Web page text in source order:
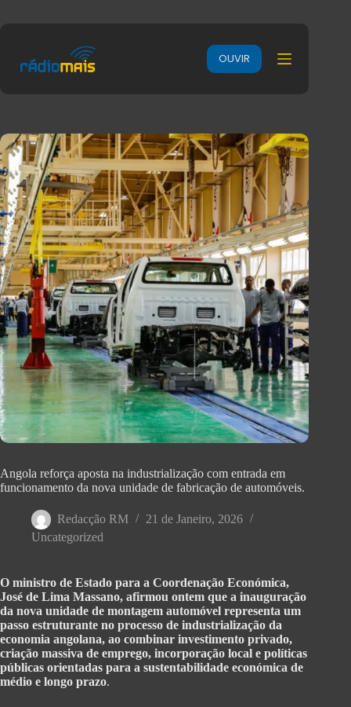
OUVIR
Angola reforça aposta na industrialização com entrada em
funcionamento da nova unidade de fabricação de automóveis.
Redacção RM
21 de Janeiro, 2026
Uncategorized
O ministro de Estado para a Coordenação Económica,
José de Lima Massano, afirmou ontem que a inauguração
da nova unidade de montagem automóvel representa um
passo estruturante no processo de industrialização da
economia angolana, ao combinar investimento privado,
criação massiva de emprego, incorporação local e políticas
públicas orientadas para a sustentabilidade económica de
médio e longo prazo.